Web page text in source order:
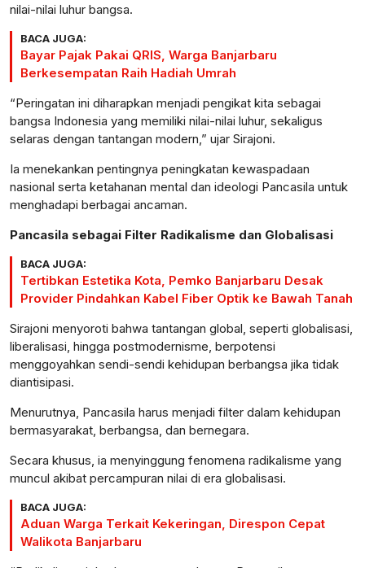
nilai-nilai luhur bangsa.
BACA JUGA:
Bayar Pajak Pakai QRIS, Warga Banjarbaru
Berkesempatan Raih Hadiah Umrah
“Peringatan ini diharapkan menjadi pengikat kita sebagai
bangsa Indonesia yang memiliki nilai-nilai luhur, sekaligus
selaras dengan tantangan modern,” ujar Sirajoni.
Ia menekankan pentingnya peningkatan kewaspadaan
nasional serta ketahanan mental dan ideologi Pancasila untuk
menghadapi berbagai ancaman.
Pancasila sebagai Filter Radikalisme dan Globalisasi
BACA JUGA:
Tertibkan Estetika Kota, Pemko Banjarbaru Desak
Provider Pindahkan Kabel Fiber Optik ke Bawah Tanah
Sirajoni menyoroti bahwa tantangan global, seperti globalisasi,
liberalisasi, hingga postmodernisme, berpotensi
menggoyahkan sendi-sendi kehidupan berbangsa jika tidak
diantisipasi.
Menurutnya, Pancasila harus menjadi filter dalam kehidupan
bermasyarakat, berbangsa, dan bernegara.
Secara khusus, ia menyinggung fenomena radikalisme yang
muncul akibat percampuran nilai di era globalisasi.
BACA JUGA:
Aduan Warga Terkait Kekeringan, Direspon Cepat
Walikota Banjarbaru